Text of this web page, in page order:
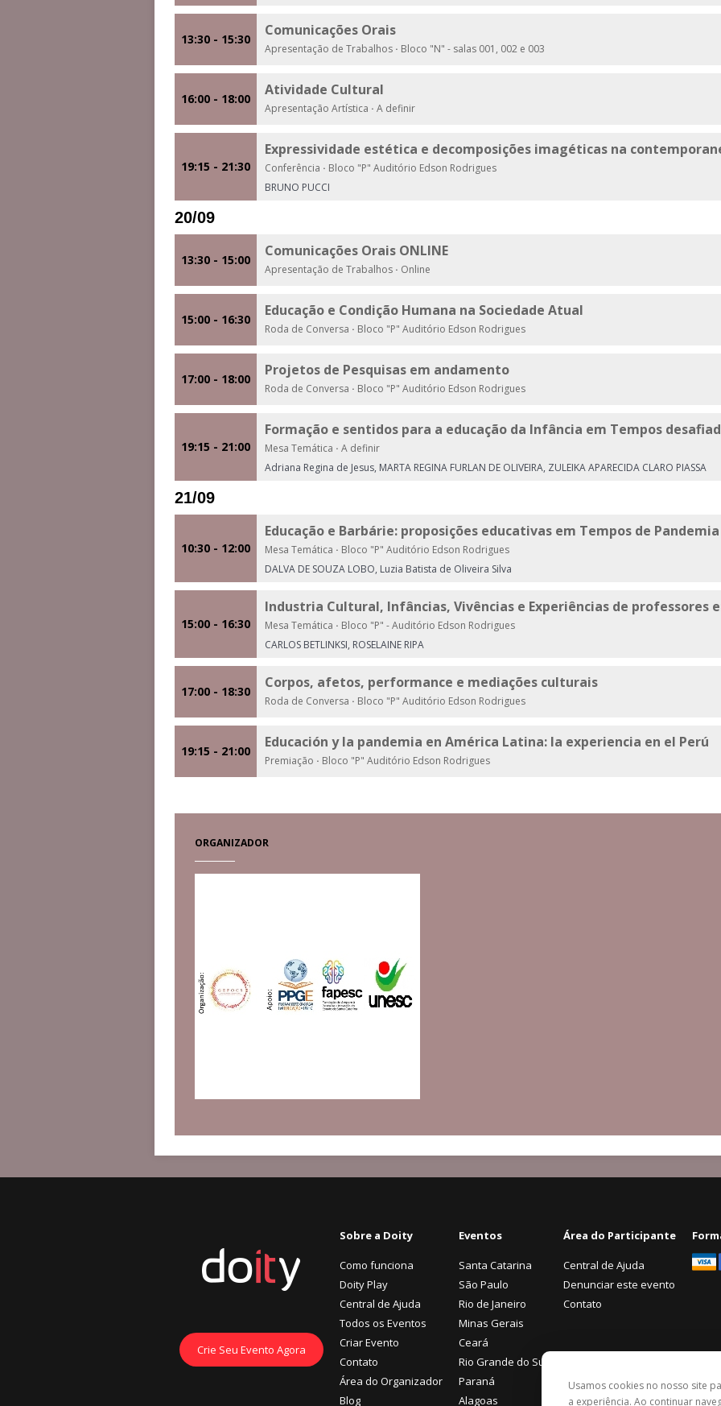
13:30 - 15:30
Comunicações Orais
Apresentação de Trabalhos · Bloco "N" - salas 001, 002 e 003
16:00 - 18:00
Atividade Cultural
Apresentação Artística · A definir
19:15 - 21:30
Expressividade estética e decomposições imagéticas na
Conferência · Bloco "P" Auditório Edson Rodrigues
BRUNO PUCCI
20/09
13:30 - 15:00
Comunicações Orais ONLINE
Apresentação de Trabalhos · Online
15:00 - 16:30
Educação e Condição Humana na Sociedade Atual
Roda de Conversa · Bloco "P" Auditório Edson Rodrigues
17:00 - 18:00
Projetos de Pesquisas em andamento
Roda de Conversa · Bloco "P" Auditório Edson Rodrigues
19:15 - 21:00
Formação e sentidos para a educação da Infância em Tempos
Mesa Temática · A definir
Adriana Regina de Jesus, MARTA REGINA FURLAN DE OLIVEIRA, ZULEIKA APARECIDA CLARO PIASSA
21/09
10:30 - 12:00
Educação e Barbárie: proposições educativas em Tempos de Pandemia
Mesa Temática · Bloco "P" Auditório Edson Rodrigues
DALVA DE SOUZA LOBO, Luzia Batista de Oliveira Silva
15:00 - 16:30
Industria Cultural, Infâncias, Vivências e Experiências de professores
Mesa Temática · Bloco "P" - Auditório Edson Rodrigues
CARLOS BETLINKSI, ROSELAINE RIPA
17:00 - 18:30
Corpos, afetos, performance e mediações culturais
Roda de Conversa · Bloco "P" Auditório Edson Rodrigues
19:15 - 21:00
Educación y la pandemia en América Latina: la experiencia en el Perú
Premiação · Bloco "P" Auditório Edson Rodrigues
ORGANIZADOR
Crie Seu Evento Agora
Sobre a Doity
Como funciona
Doity Play
Central de Ajuda
Todos os Eventos
Criar Evento
Contato
Área do Organizador
Blog
Eventos
Santa Catarina
São Paulo
Rio de Janeiro
Minas Gerais
Ceará
Rio Grande do Sul
Paraná
Alagoas
Área do Participante
Central de Ajuda
Denunciar este evento
Contato
Usamos cookies no nosso site
a experiência. Ao continuar